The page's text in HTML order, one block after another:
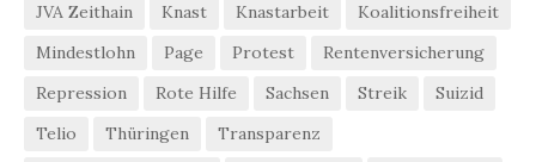
JVA Zeithain Knast Knastarbeit
Koalitionsfreiheit
Mindestlohn
Page Protest
Rentenversicherung
Repression
Rote Hilfe Sachsen Streik
Suizid
Telio
Thüringen
Transparenz